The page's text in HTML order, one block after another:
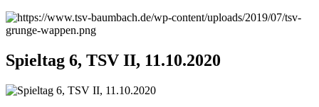
Spieltag 6, TSV II, 11.10.2020